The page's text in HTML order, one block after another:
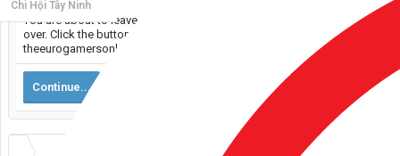
Chi Hội Tây Ninh
You are about to leave CaravanVN and visit a site we have no control
over. Click the button below to continue to
theeurogamersonline.com.
Continue...